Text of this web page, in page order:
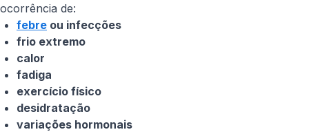
ocorrência de:
febre ou infecções
frio extremo
calor
fadiga
exercício físico
desidratação
variações hormonais